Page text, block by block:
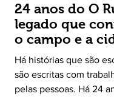
24 anos do O
legado que
o campo e a
Há histórias que são
são escritas com
pelas pessoas. Há 24